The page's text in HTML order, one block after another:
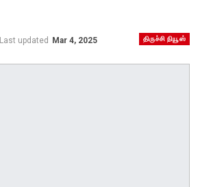
திருச்சி நியூஸ்
Last updated Mar 4, 2025